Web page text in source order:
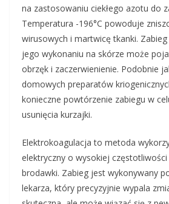
na zastosowaniu ciekłego azotu do
Temperatura -196°C powoduje
wirusowych i martwicę tkanki.
jego wykonaniu na skórze może
obrzęk i zaczerwienienie. Podobnie
domowych preparatów
konieczne powtórzenie zabiegu w
usunięcia kurzajki.
Elektrokoagulacja to metoda
elektryczny o wysokiej
brodawki. Zabieg jest wykonywany
lekarza, który precyzyjnie wypala